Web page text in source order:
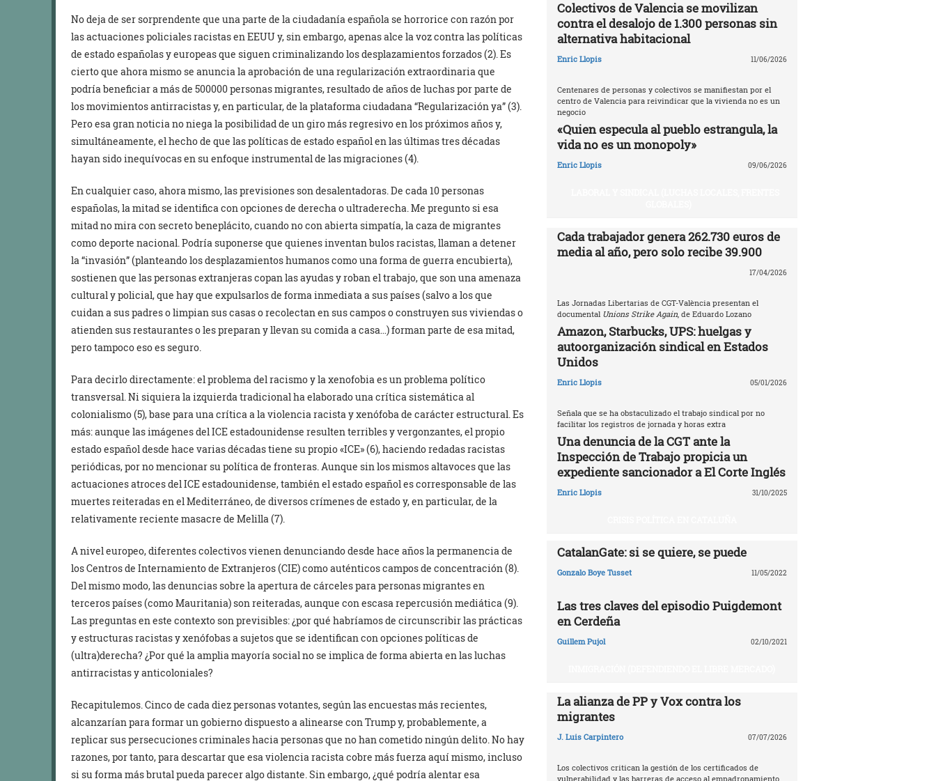
No deja de ser sorprendente que una parte de la ciudadanía española se horrorice con razón por
las actuaciones policiales racistas en EEUU y, sin embargo, apenas alce la voz contra las políticas
de estado españolas y europeas que siguen criminalizando los desplazamientos forzados (2). Es
cierto que ahora mismo se anuncia la aprobación de una regularización extraordinaria que
podría beneficiar a más de 500000 personas migrantes, resultado de años de luchas por parte de
los movimientos antirracistas y, en particular, de la plataforma ciudadana “Regularización ya” (3).
Pero esa gran noticia no niega la posibilidad de un giro más regresivo en los próximos años y,
simultáneamente, el hecho de que las políticas de estado español en las últimas tres décadas
hayan sido inequívocas en su enfoque instrumental de las migraciones (4).
En cualquier caso, ahora mismo, las previsiones son desalentadoras. De cada 10 personas
españolas, la mitad se identifica con opciones de derecha o ultraderecha. Me pregunto si esa
mitad no mira con secreto beneplácito, cuando no con abierta simpatía, la caza de migrantes
como deporte nacional. Podría suponerse que quienes inventan bulos racistas, llaman a detener
la “invasión” (planteando los desplazamientos humanos como una forma de guerra encubierta),
sostienen que las personas extranjeras copan las ayudas y roban el trabajo, que son una amenaza
cultural y policial, que hay que expulsarlos de forma inmediata a sus países (salvo a los que
cuidan a sus padres o limpian sus casas o recolectan en sus campos o construyen sus viviendas o
atienden sus restaurantes o les preparan y llevan su comida a casa…) forman parte de esa mitad,
pero tampoco eso es seguro.
Para decirlo directamente: el problema del racismo y la xenofobia es un problema político
transversal. Ni siquiera la izquierda tradicional ha elaborado una crítica sistemática al
colonialismo (5), base para una crítica a la violencia racista y xenófoba de carácter estructural. Es
más: aunque las imágenes del ICE estadounidense resulten terribles y vergonzantes, el propio
estado español desde hace varias décadas tiene su propio «ICE» (6), haciendo redadas racistas
periódicas, por no mencionar su política de fronteras. Aunque sin los mismos altavoces que las
actuaciones atroces del ICE estadounidense, también el estado español es corresponsable de las
muertes reiteradas en el Mediterráneo, de diversos crímenes de estado y, en particular, de la
relativamente reciente masacre de Melilla (7).
A nivel europeo, diferentes colectivos vienen denunciando desde hace años la permanencia de
los Centros de Internamiento de Extranjeros (CIE) como auténticos campos de concentración (8).
Del mismo modo, las denuncias sobre la apertura de cárceles para personas migrantes en
terceros países (como Mauritania) son reiteradas, aunque con escasa repercusión mediática (9).
Las preguntas en este contexto son previsibles: ¿por qué habríamos de circunscribir las prácticas
y estructuras racistas y xenófobas a sujetos que se identifican con opciones políticas de
(ultra)derecha? ¿Por qué la amplia mayoría social no se implica de forma abierta en las luchas
antirracistas y anticoloniales?
Recapitulemos. Cinco de cada diez personas votantes, según las encuestas más recientes,
alcanzarían para formar un gobierno dispuesto a alinearse con Trump y, probablemente, a
replicar sus persecuciones criminales hacia personas que no han cometido ningún delito. No hay
razones, por tanto, para descartar que esa violencia racista cobre más fuerza aquí mismo, incluso
si su forma más brutal pueda parecer algo distante. Sin embargo, ¿qué podría alentar esa
Colectivos de Valencia se movilizan
contra el desalojo de 1.300 personas sin
alternativa habitacional
Enric Llopis 11/06/2026
Centenares de personas y colectivos se manifiestan por el
centro de Valencia para reivindicar que la vivienda no es un
negocio
«Quien especula al pueblo estrangula, la
vida no es un monopoly»
Enric Llopis 09/06/2026
Cada trabajador genera 262.730 euros de
media al año, pero solo recibe 39.900
17/04/2026
Las Jornadas Libertarias de CGT-València presentan el
documental Unions Strike Again, de Eduardo Lozano
Amazon, Starbucks, UPS: huelgas y
autoorganización sindical en Estados
Unidos
Enric Llopis 05/01/2026
Señala que se ha obstaculizado el trabajo sindical por no
facilitar los registros de jornada y horas extra
Una denuncia de la CGT ante la
Inspección de Trabajo propicia un
expediente sancionador a El Corte Inglés
Enric Llopis 31/10/2025
CatalanGate: si se quiere, se puede
Gonzalo Boye Tusset 11/05/2022
Las tres claves del episodio Puigdemont
en Cerdeña
Guillem Pujol 02/10/2021
La alianza de PP y Vox contra los
migrantes
J. Luis Carpintero 07/07/2026
Los colectivos critican la gestión de los certificados de
vulnerabilidad y las barreras de acceso al empadronamiento